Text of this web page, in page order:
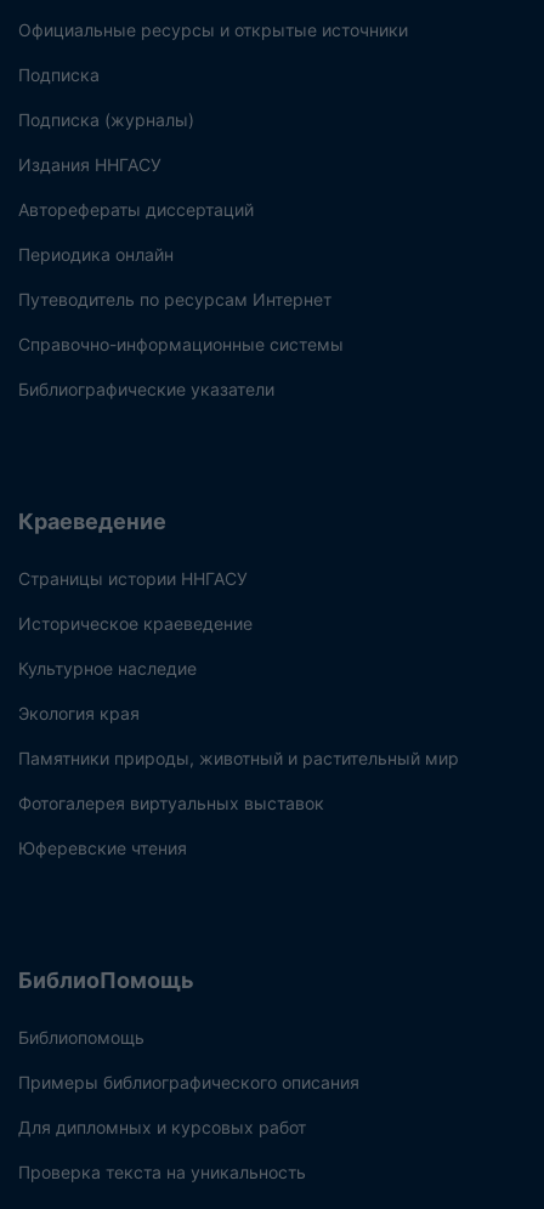
Официальные ресурсы и открытые источники
Подписка
Подписка (журналы)
Издания ННГАСУ
Авторефераты диссертаций
Периодика онлайн
Путеводитель по ресурсам Интернет
Справочно-информационные системы
Библиографические указатели
Краеведение
Страницы истории ННГАСУ
Историческое краеведение
Культурное наследие
Экология края
Памятники природы, животный и растительный мир
Фотогалерея виртуальных выставок
Юферевские чтения
БиблиоПомощь
Библиопомощь
Примеры библиографического описания
Для дипломных и курсовых работ
Проверка текста на уникальность